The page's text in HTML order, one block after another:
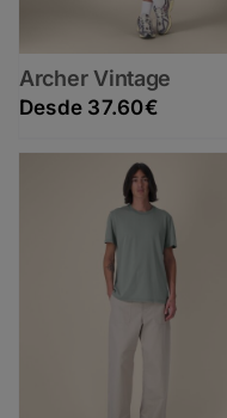
Archer Vintage
37.60€